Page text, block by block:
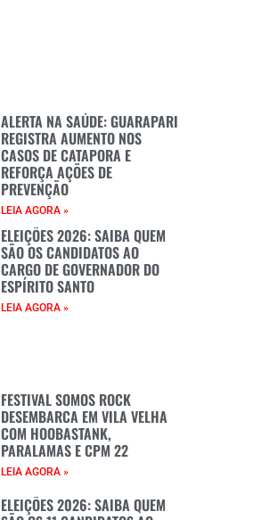
ALERTA NA SAÚDE: GUARAPARI
REGISTRA AUMENTO NOS
CASOS DE CATAPORA E
REFORÇA AÇÕES DE
PREVENÇÃO
LEIA AGORA »
ELEIÇÕES 2026: SAIBA QUEM
SÃO OS CANDIDATOS AO
CARGO DE GOVERNADOR DO
ESPÍRITO SANTO
LEIA AGORA »
FESTIVAL SOMOS ROCK
DESEMBARCA EM VILA VELHA
COM HOOBASTANK,
PARALAMAS E CPM 22
LEIA AGORA »
ELEIÇÕES 2026: SAIBA QUEM